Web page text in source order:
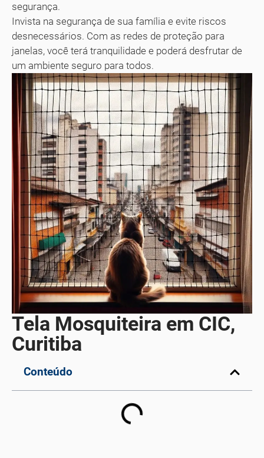
segurança.
Invista na segurança de sua família e evite riscos
desnecessários. Com as redes de proteção para
janelas, você terá tranquilidade e poderá desfrutar de
um ambiente seguro para todos.
Tela Mosquiteira em CIC,
Curitiba
Conteúdo